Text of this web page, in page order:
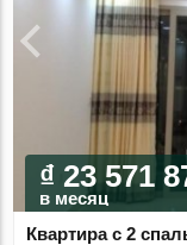
₫ 23 571
в месяц
Квартира с 2